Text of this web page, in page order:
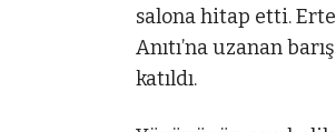
salona hitap etti.
Anıtı’na uzanan
katıldı.